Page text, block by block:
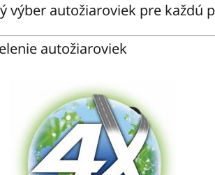
výber autožiaroviek pre každú
autožiaroviek